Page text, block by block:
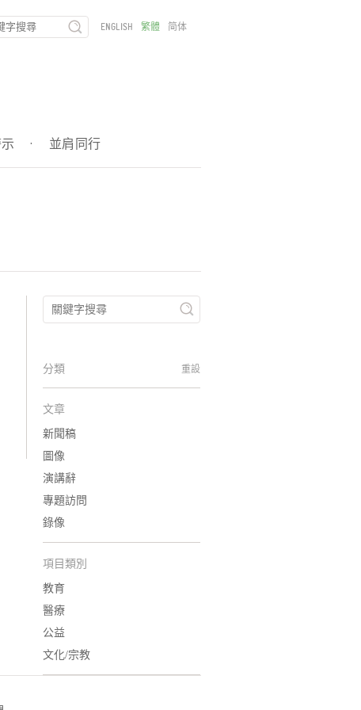
· 並肩同行
ENGLISH 繁體 简体
分類 重設
文章
新聞稿
圖像
演講辭
專題訪問
錄像
項目類別
教育
醫療
公益
文化/宗教